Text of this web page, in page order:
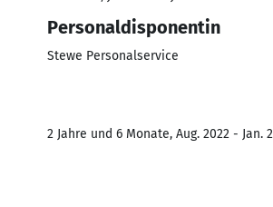
Personaldisponentin
Stewe Personalservice
2 Jahre und 6 Monate, Aug. 2022 - Jan.